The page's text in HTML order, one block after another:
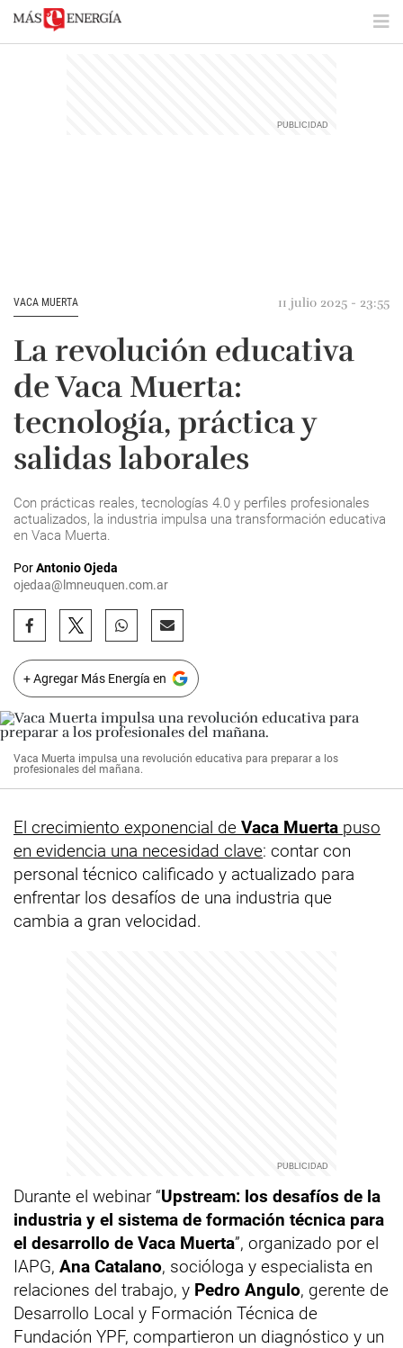
VACA MUERTA 11 julio 2025 - 23:55
La revolución educativa
de Vaca Muerta:
tecnología, práctica y
salidas laborales
Con prácticas reales, tecnologías 4.0 y perfiles profesionales
actualizados, la industria impulsa una transformación educativa
en Vaca Muerta.
PorAntonio Ojeda
ojedaa@lmneuquen.com.ar
+ Agregar Más Energía en
Vaca Muerta impulsa una revolución educativa para preparar a los
profesionales del mañana.
El crecimiento exponencial de Vaca Muerta puso
en evidencia una necesidad clave: contar con
personal técnico calificado y actualizado para
enfrentar los desafíos de una industria que
cambia a gran velocidad.
Durante el webinar “Upstream: los desafíos de la
industria y el sistema de formación técnica para
el desarrollo de Vaca Muerta”, organizado por el
IAPG, Ana Catalano, socióloga y especialista en
relaciones del trabajo, y Pedro Angulo, gerente de
Desarrollo Local y Formación Técnica de
Fundación YPF, compartieron un diagnóstico y un